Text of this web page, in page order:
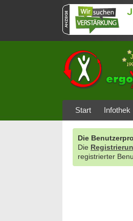
Start Infothek
Die
Die
registrierter